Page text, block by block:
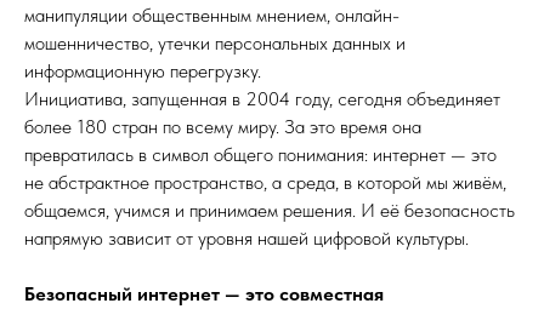
манипуляции общественным мнением, онлайн-
мошенничество, утечки персональных данных и
информационную перегрузку.
Инициатива, запущенная в 2004 году, сегодня объединяет
более 180 стран по всему миру. За это время она
превратилась в символ общего понимания: интернет — это
не абстрактное пространство, а среда, в которой мы живём,
общаемся, учимся и принимаем решения. И её безопасность
напрямую зависит от уровня нашей цифровой культуры.
Безопасный интернет — это совместная